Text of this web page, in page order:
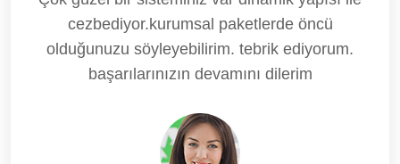
cezbediyor.kurumsal paketlerde öncü
olduğunuzu söyleyebilirim. tebrik ediyorum.
başarılarınızın devamını dilerim